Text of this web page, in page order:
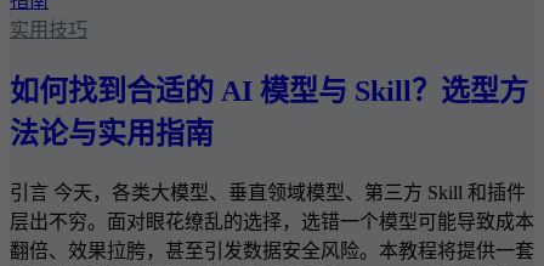
实用技巧
如何找到合适的 AI 模型与 Skill？选型方
法论与实用指南
引言 今天，各类大模型、垂直领域模型、第三方 Skill 和插件
层出不穷。面对眼花缭乱的选择，选错一个模型可能导致成本
翻倍、效果拉胯，甚至引发数据安全风险。本教程将提供一套